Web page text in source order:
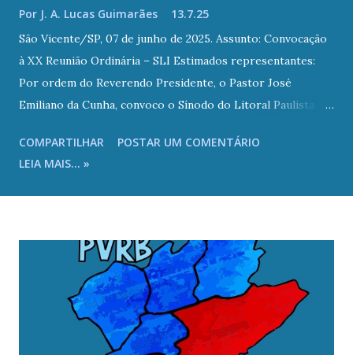
Por J. A. Lucas Guimarães 13.7.25
São Vicente/SP, 07 de junho de 2025. Assunto: Convocação
à XX Reunião Ordinária – SLI Estimados representantes:
Por ordem do Reverendo Presidente, o Pastor José
Emiliano da Cunha, convoco o Sínodo do Litoral Paulista
de 2025 (sábado) na Igreja Presbiteriana de Ocian , sito à
Rua Goncalves Dias, 452 – Bairro Ocian – Praia Grande/SP,
onde serão, também, recepcionados a partir das 8h00 com
conforme preceitua o Estatuto do SLI (Art. 2º, § 2º): “Os
representantes tomarão assento no plenário do Sínodo do
Litoral Paulista – SLI, apresentando à Mesa as devidas
credenciais, juntamente com o livro de atas, relatório,
estatística e o livro de atas de seu Presbitério.” Portanto,
subentende-se a prévia elaboração dos documentos
COMPARTILHAR
POSTAR UM COMENTÁRIO
LEIA MAIS... »